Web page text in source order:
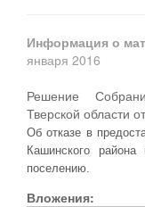
Информация о
января 2016
Решение
Тверской области
Об отказе в
Кашинского
поселению.
Вложения: